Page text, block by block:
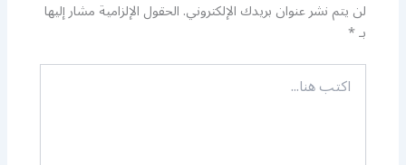
لن يتم نشر عنوان بريدك الإلكتروني.الحقول الإلزامية مشار إليها
بـ*
اكتب
هنا...